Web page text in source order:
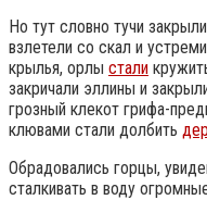
Но тут словно тучи
взлетели со скал и
крылья, орлы стали
закричали эллины и
грозный клекот грифа-
клювами стали долбить
Обрадовались горцы,
сталкивать в воду